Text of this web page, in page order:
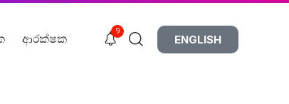
ආරක්ෂක
9
ENGLISH